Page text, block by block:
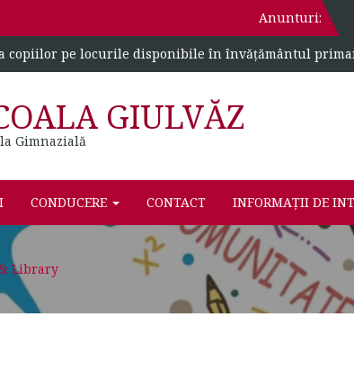
Anunturi:
copiilor pe locurile disponibile în învățământul
GIULVĂZ
Gimnazială
CONDUCERE CONTACT INFORMAȚII DE
Library